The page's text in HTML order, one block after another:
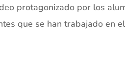
protagonizado por los
que se han trabajado en